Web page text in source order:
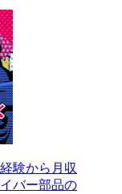
験から月収
バー部品の